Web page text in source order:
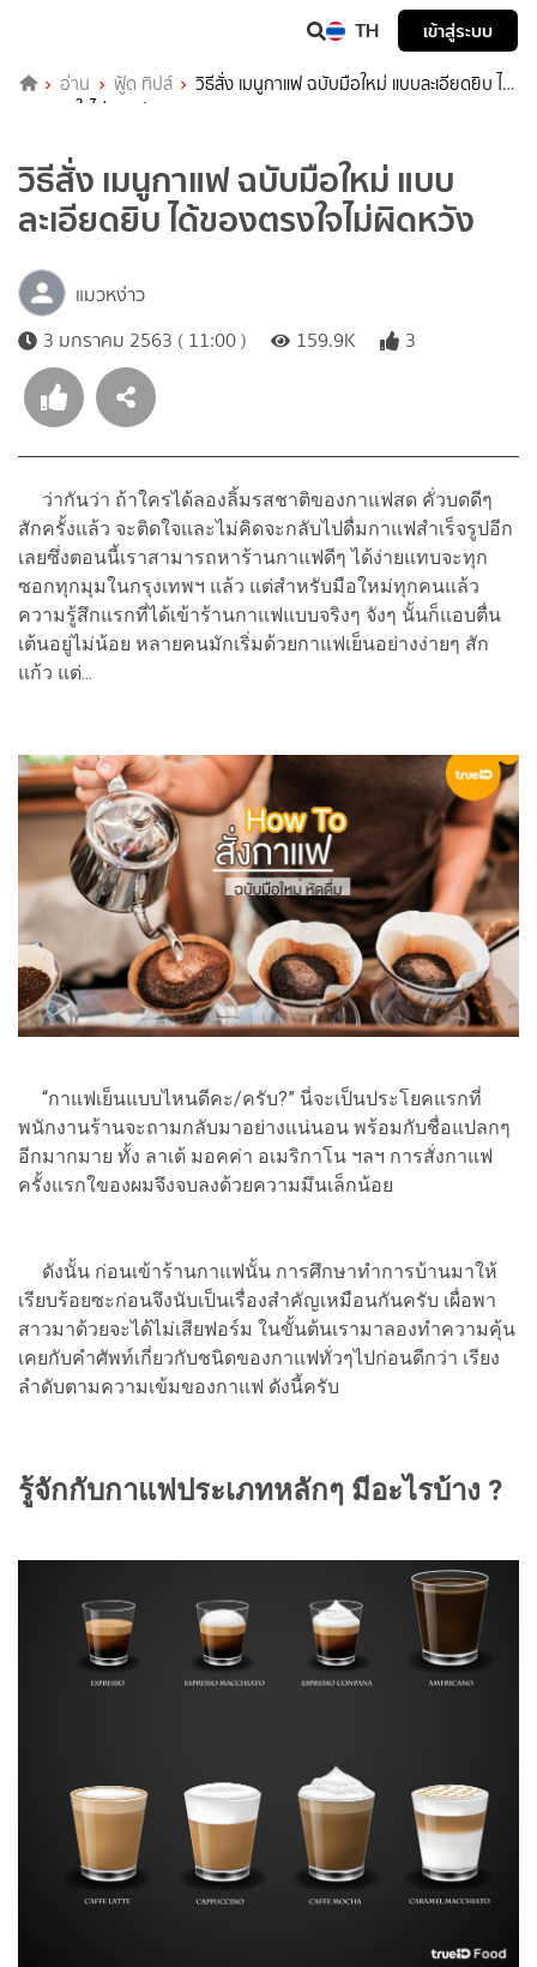
TH เข้าสู่ระบบ
อ่าน ฟู้ด ทิปส์
วิธีสั่ง เมนูกาแฟ ฉบับมือใหม่ แบบละเอียดยิบ ได้
ของตรงใจไม่ผิดหวัง
วิธีสั่ง เมนูกาแฟ ฉบับมือใหม่ แบบ
ละเอียดยิบ ได้ของตรงใจไม่ผิดหวัง
แมวหง่าว
3 มกราคม 2563 ( 11:00 )
159.9K 3
ว่ากันว่า ถ้าใครได้ลองลิ้มรสชาติของกาแฟสด คั่วบดดีๆ
สักครั้งแล้ว จะติดใจและไม่คิดจะกลับไปดื่มกาแฟสำเร็จรูปอีก
เลยซึ่งตอนนี้เราสามารถหาร้านกาแฟดีๆ ได้ง่ายแทบจะทุก
ซอกทุกมุมในกรุงเทพฯ แล้ว แต่สำหรับมือใหม่ทุกคนแล้ว
ความรู้สึกแรกที่ได้เข้าร้านกาแฟแบบจริงๆ จังๆ นั้นก็แอบตื่น
เต้นอยู่ไม่น้อย หลายคนมักเริ่มด้วยกาแฟเย็นอย่างง่ายๆ สัก
แก้ว แต่...
“กาแฟเย็นแบบไหนดีคะ/ครับ?” นี่จะเป็นประโยคแรกที่
พนักงานร้านจะถามกลับมาอย่างแน่นอน พร้อมกับชื่อแปลกๆ
อีกมากมาย ทั้ง ลาเต้ มอคค่า อเมริกาโน ฯลฯ การสั่งกาแฟ
ครั้งแรกใของผมจึงจบลงด้วยความมึนเล็กน้อย
ดังนั้น ก่อนเข้าร้านกาแฟนั้น การศึกษาทำการบ้านมาให้
เรียบร้อยซะก่อนจึงนับเป็นเรื่องสำคัญเหมือนกันครับ เผื่อพา
สาวมาด้วยจะได้ไม่เสียฟอร์ม ในขั้นต้นเรามาลองทำความคุ้น
เคยกับคำศัพท์เกี่ยวกับชนิดของกาแฟทั่วๆไปก่อนดีกว่า เรียง
ลำดับตามความเข้มของกาแฟ ดังนี้ครับ
รู้จักกับกาแฟประเภทหลักๆ มีอะไรบ้าง ?